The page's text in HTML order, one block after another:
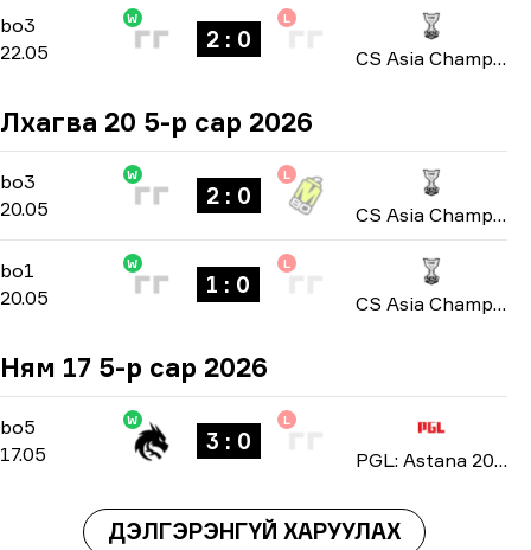
bo3 -bo3
22.05
W
2 : 0
L
CS Asia Championships 2026
Лхагва 20 5-р сар 2026
bo3 -bo3
20.05
W
2 : 0
L
CS Asia Championships 2026
bo1 -bo1
20.05
W
1 : 0
L
CS Asia Championships 2026
Ням 17 5-р сар 2026
bo5 -bo5
17.05
W
3 : 0
L
PGL: Astana 2026
ДЭЛГЭРЭНГҮЙ ХАРУУЛАХ